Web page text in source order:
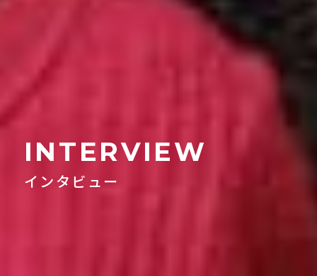
INTERVIEW
インタビュー